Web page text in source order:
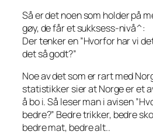
Så er det noen som holder på
gøy, de får et sukksess-nivå^:
Der tenker en ”Hvorfor har vi
det så godt?”
Noe av det som er rart med
statistikker sier at Norge er et
å bo i. Så leser man i avisen
bedre?” Bedre trikker, bedre
bedre mat, bedre alt..